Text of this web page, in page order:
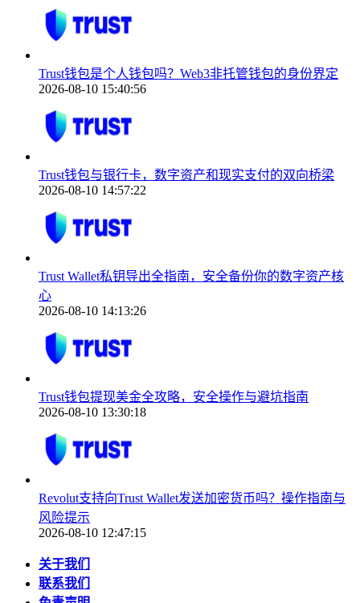
Trust钱包是个人钱包吗？Web3非托管钱包的身份界定
2026-08-10 15:40:56
Trust钱包与银行卡，数字资产和现实支付的双向桥梁
2026-08-10 14:57:22
Trust Wallet私钥导出全指南，安全备份你的数字资产核
心
2026-08-10 14:13:26
Trust钱包提现美金全攻略，安全操作与避坑指南
2026-08-10 13:30:18
Revolut支持向Trust Wallet发送加密货币吗？操作指南与
风险提示
2026-08-10 12:47:15
关于我们
联系我们